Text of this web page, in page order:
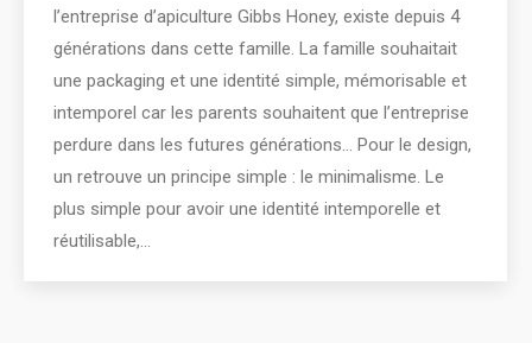
l’entreprise d’apiculture Gibbs Honey, existe depuis 4
générations dans cette famille. La famille souhaitait
une packaging et une identité simple, mémorisable et
intemporel car les parents souhaitent que l’entreprise
perdure dans les futures générations… Pour le design,
un retrouve un principe simple : le minimalisme. Le
plus simple pour avoir une identité intemporelle et
réutilisable,…